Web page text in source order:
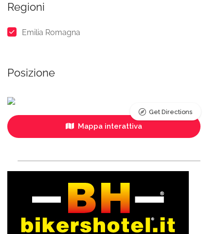
Regioni
Emilia Romagna
Posizione
Mappa interattiva
Get Directions